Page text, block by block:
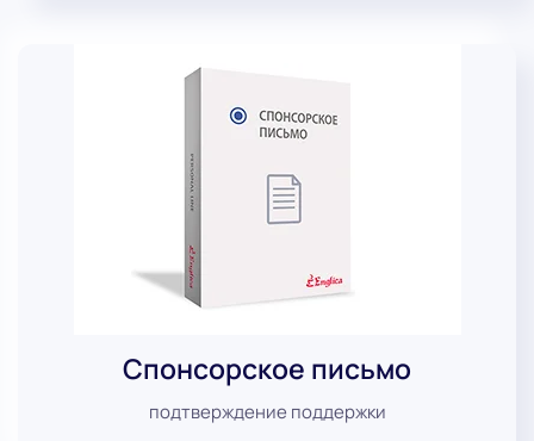
Спонсорское письмо
подтверждение поддержки